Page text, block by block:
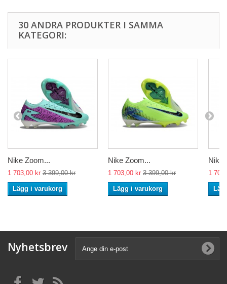
30 ANDRA PRODUKTER I SAMMA
KATEGORI:
Nike Zoom...
1 703,00 kr 3 399,00 kr
Lägg i varukorg
Nike Zoom...
1 703,00 kr 3 399,00 kr
Lägg i varukorg
Nike
1
Nyhetsbrev